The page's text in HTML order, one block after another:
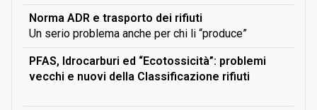
Norma ADR e trasporto dei rifiuti
Un serio problema anche per chi li “produce”
PFAS, Idrocarburi ed “Ecotossicità”: problemi
vecchi e nuovi della Classificazione rifiuti